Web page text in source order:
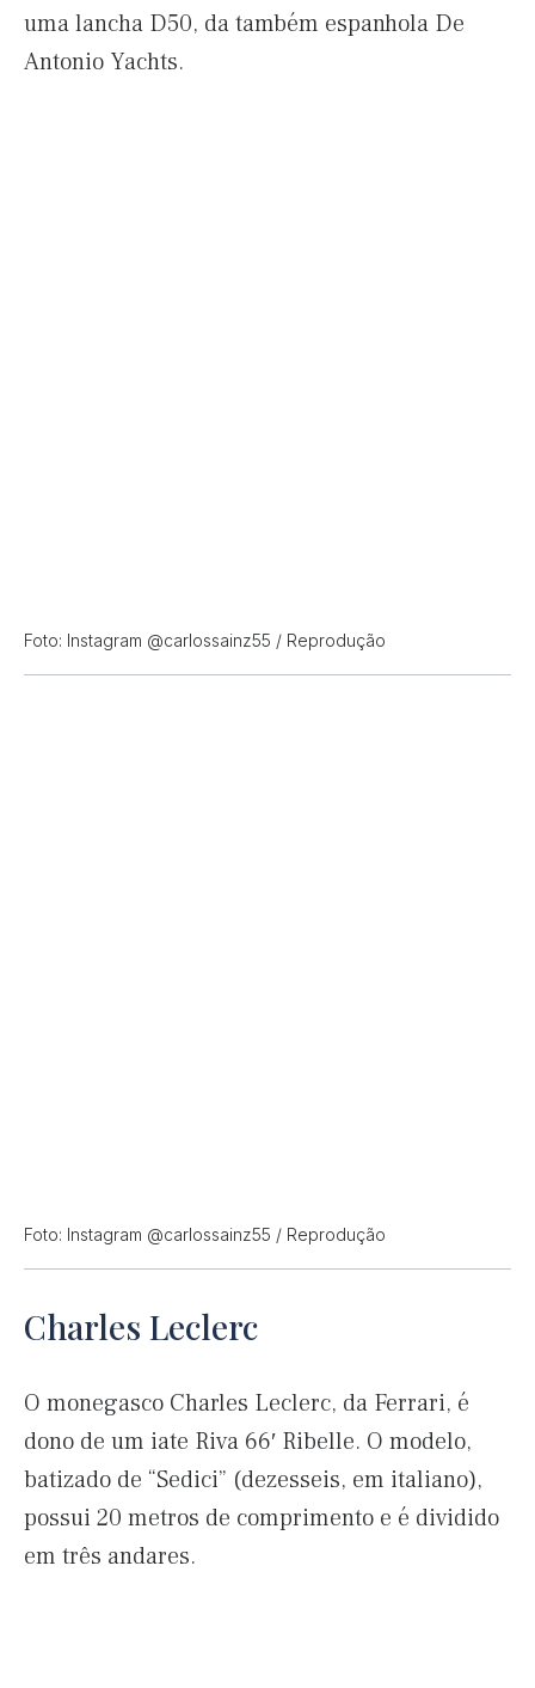
uma lancha D50, da também espanhola De
Antonio Yachts.
Foto: Instagram @carlossainz55 / Reprodução
Foto: Instagram @carlossainz55 / Reprodução
Charles Leclerc
O monegasco Charles Leclerc, da Ferrari, é
dono de um iate Riva 66′ Ribelle. O modelo,
batizado de “Sedici” (dezesseis, em italiano),
possui 20 metros de comprimento e é dividido
em três andares.